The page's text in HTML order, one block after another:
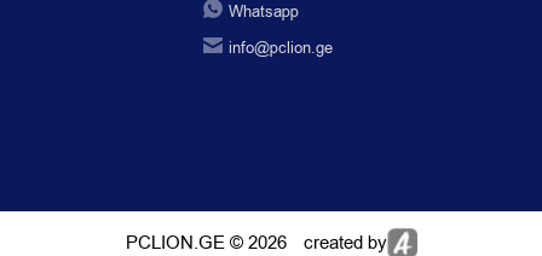
Whatsapp
info@pclion.ge
PCLION.GE © 2026 created by